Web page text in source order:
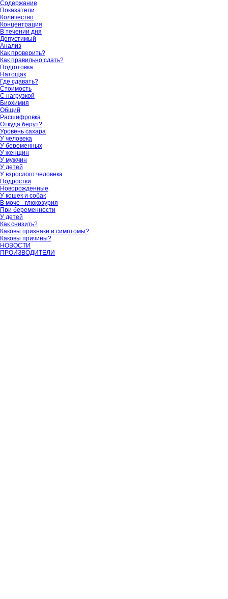
Содержание
Показатели
Количество
Концентрация
В течении дня
Допустимый
Анализ
Как проверить?
Как правильно сдать?
Подготовка
Натощак
Где сдавать?
Стоимость
С нагрузкой
Биохимия
Общий
Расшифровка
Откуда берут?
Уровень сахара
У человека
У беременных
У женщин
У мужчин
У детей
У взрослого человека
Подростки
Новорожденные
У кошек и собак
В моче - глюкозурия
При беременности
У детей
Как снизить?
Каковы признаки и симптомы?
Каковы причины?
НОВОСТИ
ПРОИЗВОДИТЕЛИ